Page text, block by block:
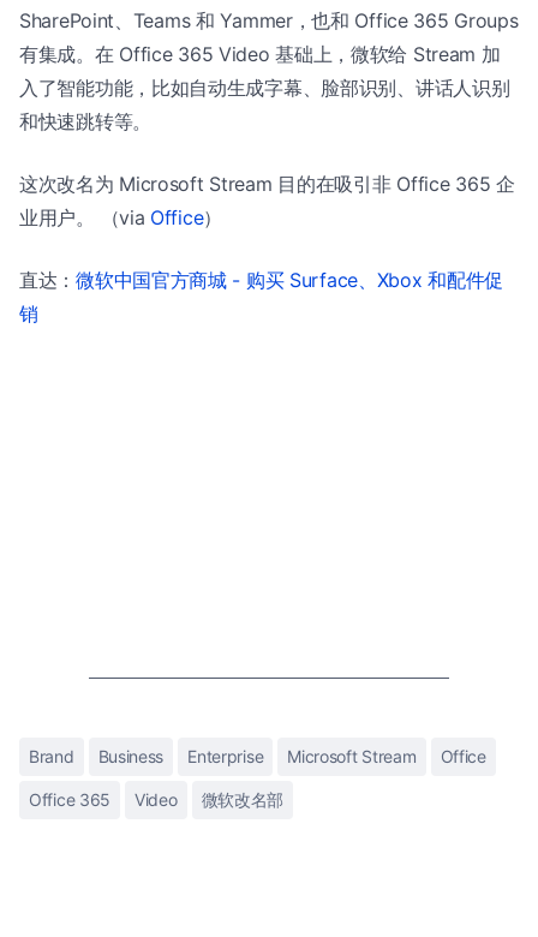
SharePoint、Teams 和 Yammer，也和 Office 365 Groups
有集成。在 Office 365 Video 基础上，微软给 Stream 加
入了智能功能，比如自动生成字幕、脸部识别、讲话人识别
和快速跳转等。
这次改名为 Microsoft Stream 目的在吸引非 Office 365 企
业用户。 （via Office）
直达：微软中国官方商城 - 购买 Surface、Xbox 和配件促
销
Brand Business Enterprise Microsoft Stream Office
Office 365 Video 微软改名部